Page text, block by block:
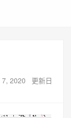
7, 2020
更新日